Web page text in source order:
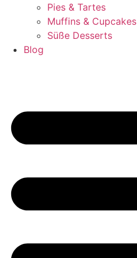
Pies & Tartes
Muffins & Cupcakes
Süße Desserts
Blog